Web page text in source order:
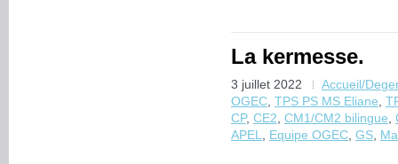
La kermesse.
3 juillet 2022
Accueil/
OGEC, TPS PS MS Eliane,
CP, CE2, CM1/CM2 bilingue,
APEL, Equipe OGEC, GS,